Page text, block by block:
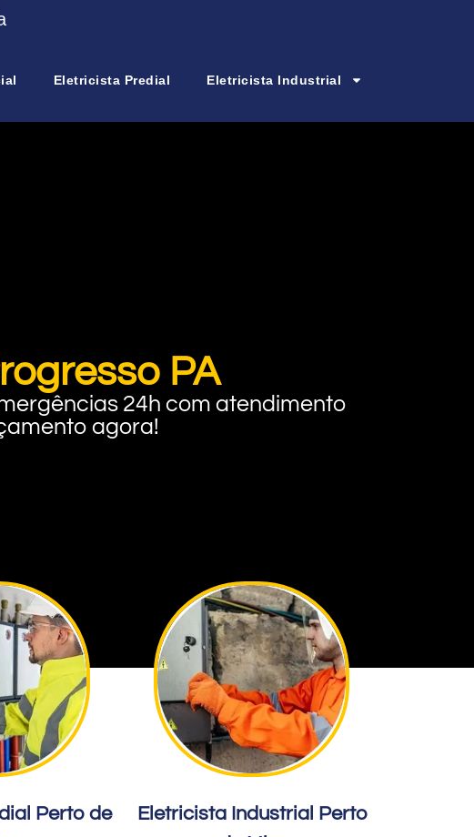
Eletricista Predial Eletricista Industrial
PA
24h com atendimento
agora!
Perto de
Eletricista Industrial Perto